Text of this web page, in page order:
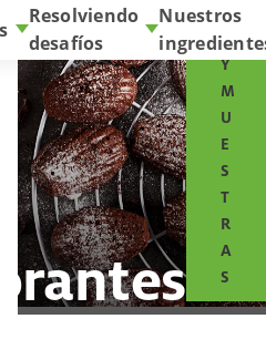
O
S
Y
M
U
E
S
T
R
A
S
Resolviendo
desafíos
Nuestros